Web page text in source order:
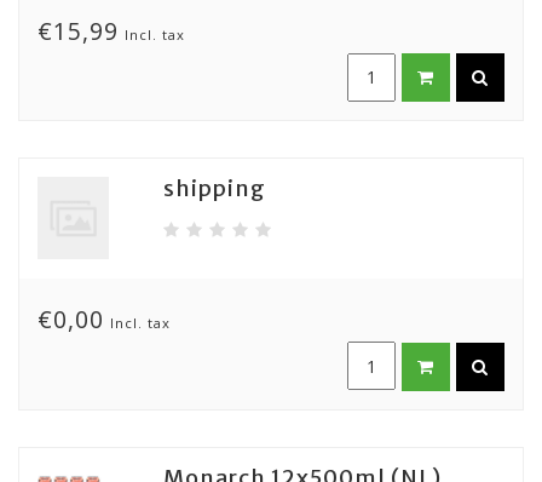
€15,99 Incl. tax
shipping
€0,00 Incl. tax